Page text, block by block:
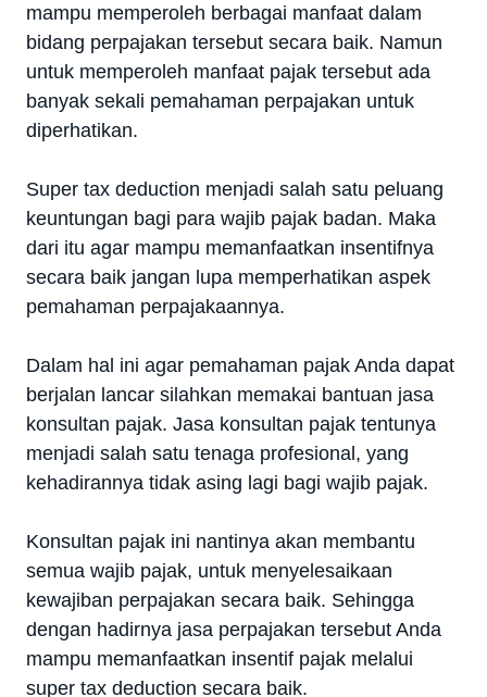
mampu memperoleh berbagai manfaat dalam
bidang perpajakan tersebut secara baik. Namun
untuk memperoleh manfaat pajak tersebut ada
banyak sekali pemahaman perpajakan untuk
diperhatikan.
Super tax deduction menjadi salah satu peluang
keuntungan bagi para wajib pajak badan. Maka
dari itu agar mampu memanfaatkan insentifnya
secara baik jangan lupa memperhatikan aspek
pemahaman perpajakaannya.
Dalam hal ini agar pemahaman pajak Anda dapat
berjalan lancar silahkan memakai bantuan jasa
konsultan pajak. Jasa konsultan pajak tentunya
menjadi salah satu tenaga profesional, yang
kehadirannya tidak asing lagi bagi wajib pajak.
Konsultan pajak ini nantinya akan membantu
semua wajib pajak, untuk menyelesaikaan
kewajiban perpajakan secara baik. Sehingga
dengan hadirnya jasa perpajakan tersebut Anda
mampu memanfaatkan insentif pajak melalui
super tax deduction secara baik.